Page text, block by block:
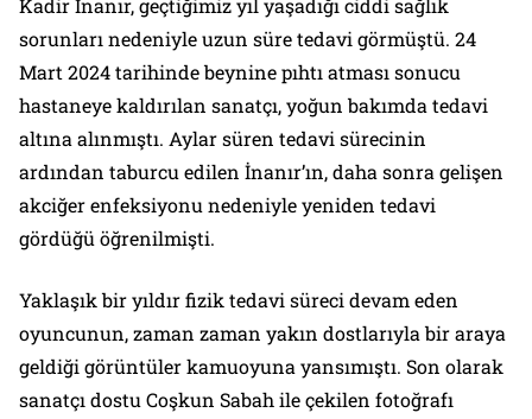
Kadir İnanır, geçtiğimiz yıl yaşadığı ciddi sağlık
sorunları nedeniyle uzun süre tedavi görmüştü. 24
Mart 2024 tarihinde beynine pıhtı atması sonucu
hastaneye kaldırılan sanatçı, yoğun bakımda tedavi
altına alınmıştı. Aylar süren tedavi sürecinin
ardından taburcu edilen İnanır’ın, daha sonra gelişen
akciğer enfeksiyonu nedeniyle yeniden tedavi
gördüğü öğrenilmişti.
Yaklaşık bir yıldır fizik tedavi süreci devam eden
oyuncunun, zaman zaman yakın dostlarıyla bir araya
geldiği görüntüler kamuoyuna yansımıştı. Son olarak
sanatçı dostu Coşkun Sabah ile çekilen fotoğrafı